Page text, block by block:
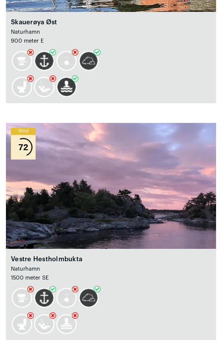
Skauerøya Øst
Naturhamn
900 meter E
Wind
72
Vestre Hestholmbukta
Naturhamn
1500 meter SE